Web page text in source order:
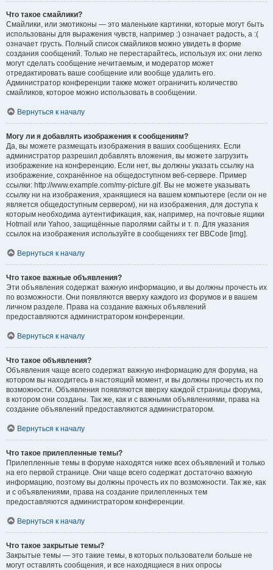
Что такое смайлики?
Смайлики, или эмотиконы — это маленькие картинки, которые могут быть
использованы для выражения чувств, например :) означает радость, а :(
означает грусть. Полный список смайликов можно увидеть в форме
создания сообщений. Только не перестарайтесь, используя их: они легко
могут сделать сообщение нечитаемым, и модератор может
отредактировать ваше сообщение или вообще удалить его.
Администратор конференции также может ограничить количество
смайликов, которое можно использовать в сообщении.
Вернуться к началу
Могу ли я добавлять изображения к сообщениям?
Да, вы можете размещать изображения в ваших сообщениях. Если
администратор разрешил добавлять вложения, вы можете загрузить
изображение на конференцию. Если нет, вы должны указать ссылку на
изображение, сохранённое на общедоступном веб-сервере. Пример
ссылки: http://www.example.com/my-picture.gif. Вы не можете указывать
ссылку ни на изображения, хранящиеся на вашем компьютере (если он не
является общедоступным сервером), ни на изображения, для доступа к
которым необходима аутентификация, как, например, на почтовые ящики
Hotmail или Yahoo, защищённые паролями сайты и т. п. Для указания
ссылок на изображения используйте в сообщениях тег BBCode [img].
Вернуться к началу
Что такое важные объявления?
Эти объявления содержат важную информацию, и вы должны прочесть их
по возможности. Они появляются вверху каждого из форумов и в вашем
личном разделе. Права на создание важных объявлений
предоставляются администратором конференции.
Вернуться к началу
Что такое объявления?
Объявления чаще всего содержат важную информацию для форума, на
котором вы находитесь в настоящий момент, и вы должны прочесть их по
возможности. Объявления появляются вверху каждой страницы форума,
в котором они созданы. Так же, как и с важными объявлениями, права на
создание объявлений предоставляются администратором.
Вернуться к началу
Что такое прилепленные темы?
Прилепленные темы в форуме находятся ниже всех объявлений и только
на его первой странице. Они чаще всего содержат достаточно важную
информацию, поэтому вы должны прочесть их по возможности. Так же, как
и с объявлениями, права на создание прилепленных тем
предоставляются администратором конференции.
Вернуться к началу
Что такое закрытые темы?
Закрытые темы — это такие темы, в которых пользователи больше не
могут оставлять сообщения, и все находящиеся в них опросы